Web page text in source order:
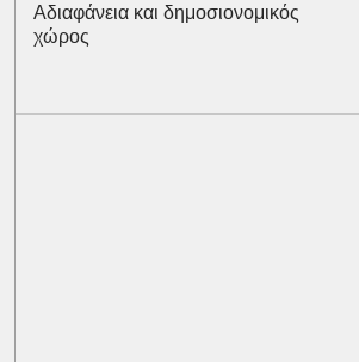
Αδιαφάνεια και δημοσιονομικός
χώρος